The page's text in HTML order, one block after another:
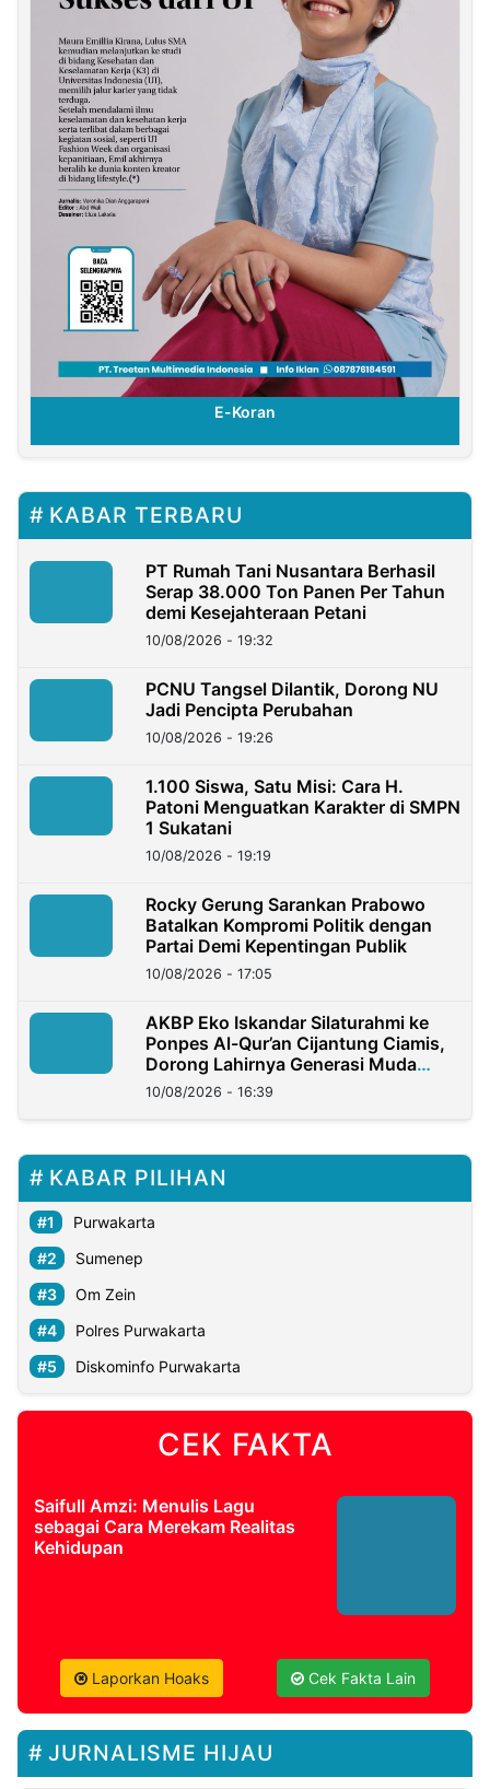
E-Koran
KABAR TERBARU
PT Rumah Tani Nusantara Berhasil
Serap 38.000 Ton Panen Per Tahun
demi Kesejahteraan Petani
10/08/2026 - 19:32
PCNU Tangsel Dilantik, Dorong NU
Jadi Pencipta Perubahan
10/08/2026 - 19:26
1.100 Siswa, Satu Misi: Cara H.
Patoni Menguatkan Karakter di SMPN
1 Sukatani
10/08/2026 - 19:19
Rocky Gerung Sarankan Prabowo
Batalkan Kompromi Politik dengan
Partai Demi Kepentingan Publik
10/08/2026 - 17:05
AKBP Eko Iskandar Silaturahmi ke
Ponpes Al-Qur’an Cijantung Ciamis,
Dorong Lahirnya Generasi Muda
Berkarakter
10/08/2026 - 16:39
KABAR PILIHAN
Purwakarta
Sumenep
Om Zein
Polres Purwakarta
Diskominfo Purwakarta
CEK FAKTA
Saifull Amzi: Menulis Lagu
sebagai Cara Merekam Realitas
Kehidupan
Laporkan Hoaks Cek Fakta Lain
JURNALISME HIJAU